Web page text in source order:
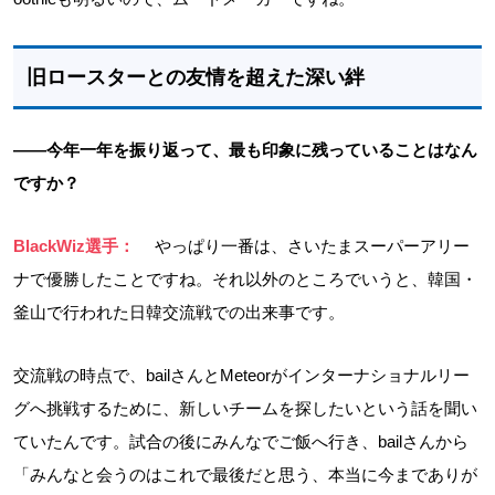
旧ロースターとの友情を超えた深い絆
――今年一年を振り返って、最も印象に残っていることはなん
ですか？
BlackWiz選手：
やっぱり一番は、さいたまスーパーアリー
ナで優勝したことですね。それ以外のところでいうと、韓国・
釜山で行われた日韓交流戦での出来事です。
交流戦の時点で、bailさんとMeteorがインターナショナルリー
グへ挑戦するために、新しいチームを探したいという話を聞い
ていたんです。試合の後にみんなでご飯へ行き、bailさんから
「みんなと会うのはこれで最後だと思う、本当に今までありが